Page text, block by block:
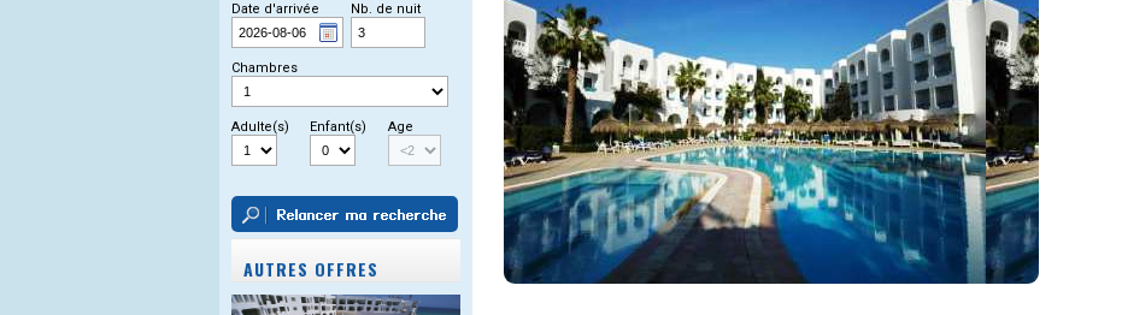
Date d'arrivée Nb. de nuit
Chambres
Adulte(s) Enfant(s) Age
AUTRES OFFRES